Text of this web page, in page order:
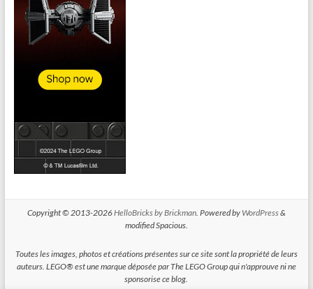
Copyright © 2013-2026HelloBricks by Brickman. Powered by WordPress&
modified Spacious.
Toutes les images, photos et créations présentes sur ce site sont la propriété de leurs
auteurs. LEGO® est une marque déposée par The LEGO Group qui n'approuve ni ne
sponsorise ce blog.